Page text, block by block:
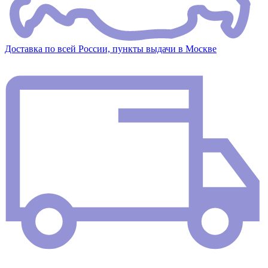
Доставка по всей России, пункты выдачи в Москве